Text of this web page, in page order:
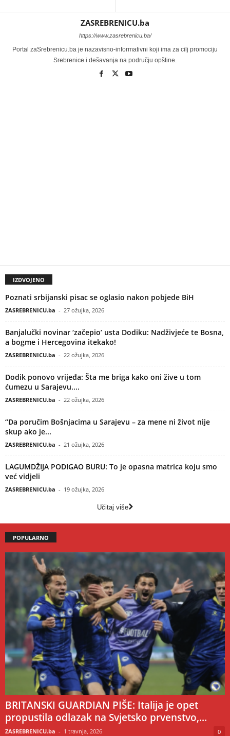
ZASREBRENICU.ba
https://www.zasrebrenicu.ba/
Portal zaSrebrenicu.ba je nazavisno-informativni koji ima za cilj promociju
Srebrenice i dešavanja na području opštine.
IZDVOJENO
Poznati srbijanski pisac se oglasio nakon pobjede BiH
ZASREBRENICU.ba - 27 ožujka, 2026
Banjalučki novinar ‘začepio’ usta Dodiku: Nadživjeće te Bosna,
a bogme i Hercegovina itekako!
ZASREBRENICU.ba - 22 ožujka, 2026
Dodik ponovo vrijeđa: Šta me briga kako oni žive u tom
ćumezu u Sarajevu....
ZASREBRENICU.ba - 22 ožujka, 2026
“Da poručim Bošnjacima u Sarajevu – za mene ni život nije
skup ako je...
ZASREBRENICU.ba - 21 ožujka, 2026
LAGUMDŽIJA PODIGAO BURU: To je opasna matrica koju smo
već vidjeli
ZASREBRENICU.ba - 19 ožujka, 2026
Učitaj više
POPULARNO
BRITANSKI GUARDIAN PIŠE: Italija je opet
propustila odlazak na Svjetsko prvenstvo,...
ZASREBRENICU.ba - 1 travnja, 2026 0